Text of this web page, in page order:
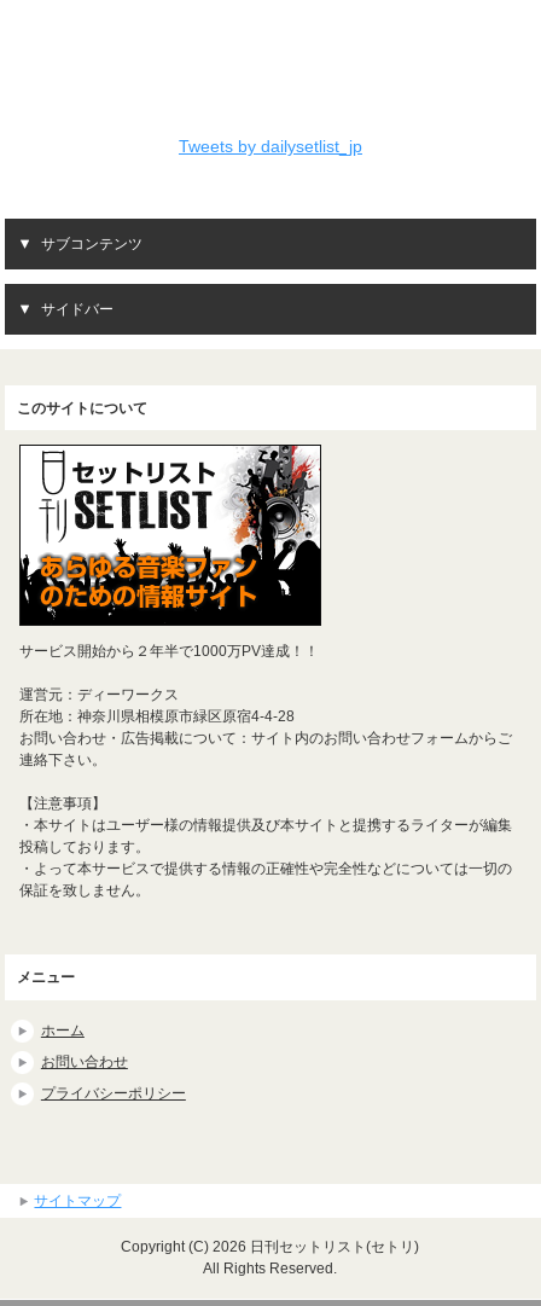
Tweets by dailysetlist_jp
サブコンテンツ
サイドバー
このサイトについて
サービス開始から２年半で1000万PV達成！！
運営元：ディーワークス
所在地：神奈川県相模原市緑区原宿4-4-28
お問い合わせ・広告掲載について：サイト内のお問い合わせフォームからご
連絡下さい。
【注意事項】
・本サイトはユーザー様の情報提供及び本サイトと提携するライターが編集
投稿しております。
・よって本サービスで提供する情報の正確性や完全性などについては一切の
保証を致しません。
メニュー
ホーム
お問い合わせ
プライバシーポリシー
サイトマップ
Copyright (C) 2026 日刊セットリスト(セトリ)
All Rights Reserved.